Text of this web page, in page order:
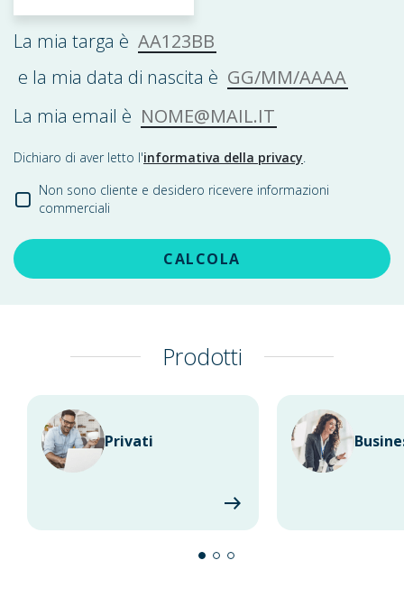
La mia targa è AA123BB
e la mia data di nascita è GG/MM/AAAA
La mia email è NOME@MAIL.IT
Dichiaro di aver letto l'informativa della privacy.
Non sono cliente e desidero ricevere informazioni
commerciali
CALCOLA
Prodotti
Privati